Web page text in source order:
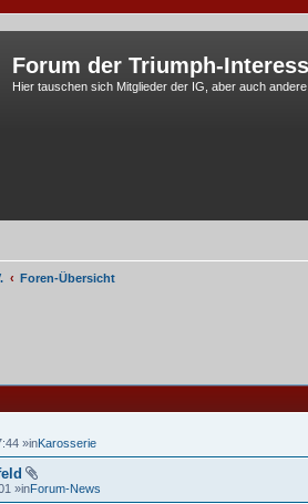
Forum der Triumph-
Hier tauschen sich Mitglieder der IG, aber auch
Foren-Übersicht
»inKarosserie
»inForum-News